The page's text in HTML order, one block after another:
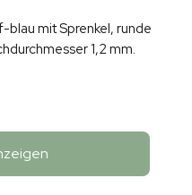
blau mit Sprenkel, runde
1,2 mm.